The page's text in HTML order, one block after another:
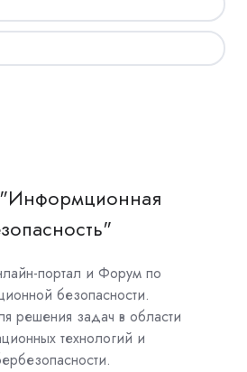
портал и Форум по
безопасности.
решения задач в области
технологий и